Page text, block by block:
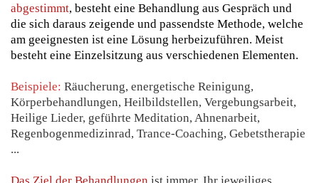
abgestimmt, besteht eine Behandlung aus Gespräch und
die sich daraus zeigende und passendste Methode, welche
am geeignesten ist eine Lösung herbeizuführen. Meist
besteht eine Einzelsitzung aus verschiedenen Elementen.
Beispiele: Räucherung, energetische Reinigung,
Körperbehandlungen, Heilbildstellen, Vergebungsarbeit,
Heilige Lieder, geführte Meditation, Ahnenarbeit,
Regenbogenmedizinrad, Trance-Coaching, Gebetstherapie
...